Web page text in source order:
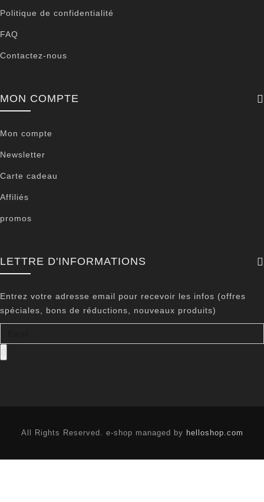
Politique de confidentialité
FAQ
Contactez-nous
MON COMPTE
Mon compte
Newsletter
Carte cadeau
Affiliés
promos
LETTRE D'INFORMATIONS
Entrez votre adresse email pour recevoir les infos (offres
spéciales, bons de réductions, nouveaux produits)
All Rights Reserved. e-shop managed by helloshop.com